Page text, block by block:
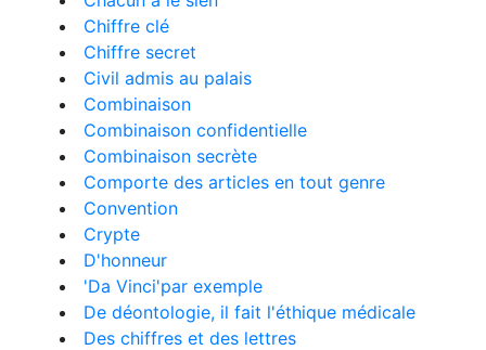
Chiffre clé
Chiffre secret
Civil admis au palais
Combinaison
Combinaison confidentielle
Combinaison secrète
Comporte des articles en tout genre
Convention
Crypte
D'honneur
'Da Vinci'par exemple
De déontologie, il fait l'éthique médicale
Des chiffres et des lettres